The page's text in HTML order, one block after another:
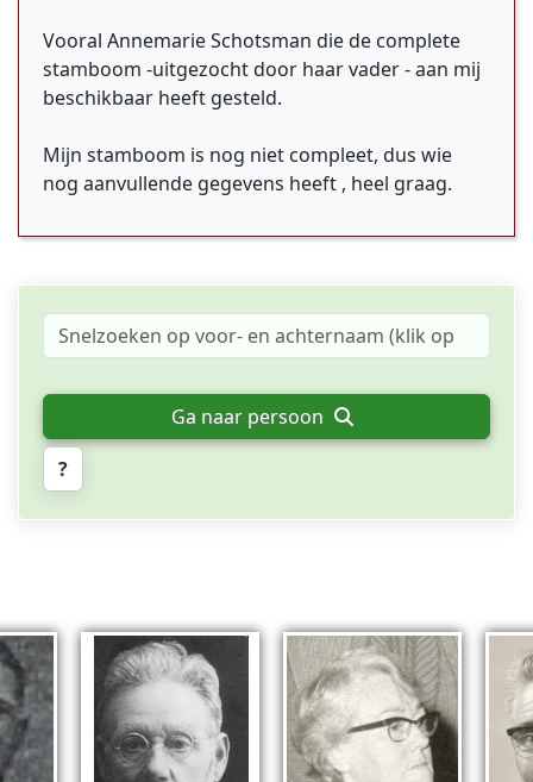
Vooral Annemarie Schotsman die de complete
stamboom -uitgezocht door haar vader - aan mij
beschikbaar heeft gesteld.
Mijn stamboom is nog niet compleet, dus wie
nog aanvullende gegevens heeft , heel graag.
Ga naar persoon
?